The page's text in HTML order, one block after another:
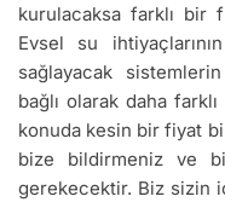
kurulacaksa farklı bir
Evsel su
sağlayacak
bağlı olarak daha
konuda kesin bir fiyat
bize bildirmeniz ve
gerekecektir. Biz sizin